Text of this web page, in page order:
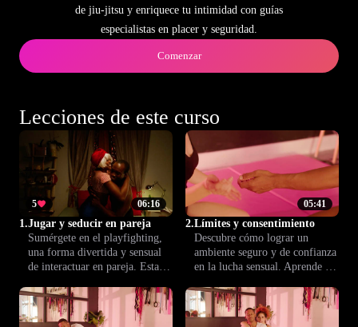
de jiu-jitsu y enriquece tu intimidad con guías
especialistas en placer y seguridad.
Comenzar
Lecciones de este curso
06:16
5
1.Jugar y seducir en pareja
Sumérgete en el playfighting,
una forma divertida y sensual
de interactuar en pareja. Esta
el juego físico en confianza,
deseo e intimidad renovada.
05:41
2.Límites y consentimiento
Descubre cómo lograr un
ambiente seguro y de confianza
en la lucha sensual. Aprende a
con tu pareja para disfrutar
juntos de una experiencia